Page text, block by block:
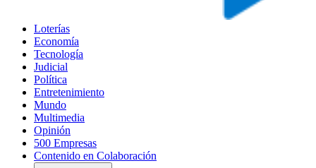
Loterías
Economía
Tecnología
Judicial
Política
Entretenimiento
Mundo
Multimedia
Opinión
500 Empresas
Contenido en Colaboración